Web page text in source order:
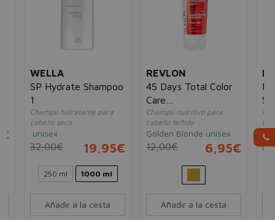
WELLA
SP Hydrate Shampoo
1
Champú hidratante para
cabello seco
unisex
32,00€ 19,95€
250 ml 1000 ml
Añadir a la cesta
REVLON
45 Days Total Color
Care
Champú&Acondicionador
Champú nutritivo para
cabello teñido
Golden Blonde unisex
12,00€ 6,95€
Añadir a la cesta